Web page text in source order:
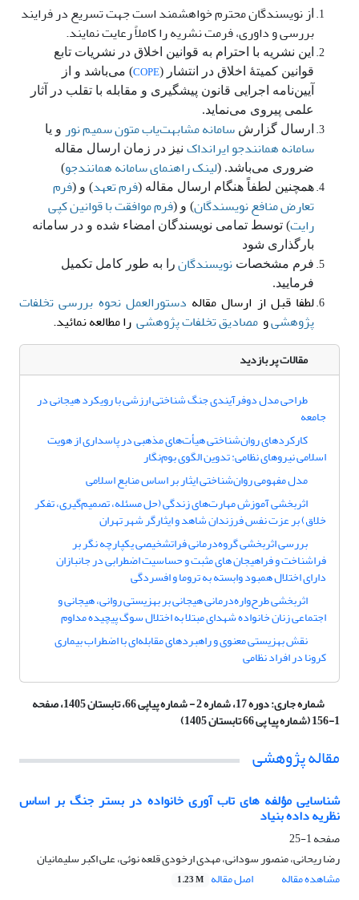
ز نویسندگان محترم خواهشمند است جهت تسریع در فرایند
بررسی و داوری، فرمت نشریه را کاملاً رعایت نمایند.
این نشریه با احترام به قوانین اخلاق در نشریات تابع
قوانین کمیتۀ اخلاق در انتشار (COPE) می‌باشد و از
آیین‌نامه اجرایی قانون پیشگیری و مقابله با تقلب در آثار
علمی پیروی می‌نماید.
ارسال گزارش سامانه مشابهت‌یاب متون سمیم نور و یا
سامانه همانندجو ایرانداک نیز در زمان ارسال مقاله
ضروری می‌باشد. (لینک راهنمای سامانه همانندجو)
همچنین لطفاً هنگام ارسال مقاله (فرم تعهد) و (فرم
تعارض منافع نویسندگان) و (فرم موافقت با قوانین کپی
رایت) توسط تمامی نویسندگان امضاء شده و در سامانه
بارگذاری شود
فرم مشخصات نویسندگان را به طور کامل تکمیل
فرمایید.
لطفاقبل از ارسال مقاله دستورالعمل نحوه بررسی تخلفات
پژوهشیو مصادیق تخلفات پژوهشی را مطالعه نمائید.
مقالات پر بازدید
طراحی مدل دوفرآیندی جنگ شناختی ارزشی با رویکرد هیجانی در
جامعه
کارکردهای روان‌شناختی هیأت‌های مذهبی در پاسداری از هویت
اسلامی نیروهای نظامی: تدوین الگوی بوم‌نگار
مدل مفهومی روان‌شناختی ایثار بر اساس منابع اسلامی
اثربخشی آموزش مهارت‌های زندگی (حل مسئله، تصمیم‌گیری، تفکر
خلاق) بر عزت نفس فرزندان شاهد و ایثارگر شهر تهران
بررسی اثربخشی گروه‌درمانی فراتشخیصی یکپارچه نگر بر
فراشناخت و فراهیجان های مثبت و حساسیت اضطرابی در جانبازان
دارای اختلال همبود وابسته به تروما و افسردگی
اثربخشی طرح‌واره‌درمانی هیجانی بر بهزیستی روانی، هیجانی و
اجتماعی زنان خانواده شهدای مبتلا به اختلال سوگ پیچیده مداوم
نقش بهزیستی معنوی و راهبردهای مقابله‌ای با اضطراب بیماری
کرونا در افراد نظامی
شماره جاری: دوره 17، شماره 2 - شماره پیاپی 66، تابستان 1405، صفحه
1-156 (شماره پیا پی 66 تابستان 1405)
مقاله پژوهشی
شناسایی مؤلفه های تاب آوری خانواده در بستر جنگ بر اساس
نظریه داده بنیاد
صفحه1-25
رضا ریحانی، منصور سودانی، مهدی ارخودی قلعه نوئی، علی اکبر سلیمانیان
مشاهده مقاله
اصل مقاله 1.23 M